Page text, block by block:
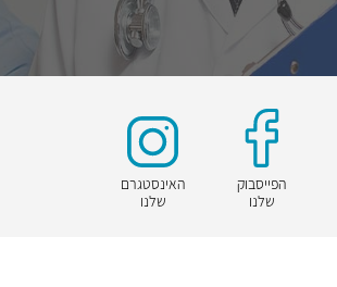
הפייסבוק
שלנו
האינסטגרם
שלנו